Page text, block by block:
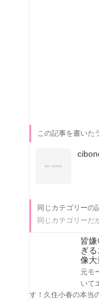
この記事を書いた
同じカテゴリーの
同じカテゴリーだ
皆
ぎ
像大
元モ
いて
す！久住小春の本当